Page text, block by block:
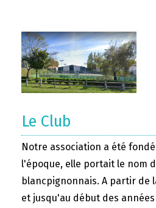
Le Club
Notre association a été
l'époque, elle portait le nom
blancpignonnais. A partir de
et jusqu'au début des